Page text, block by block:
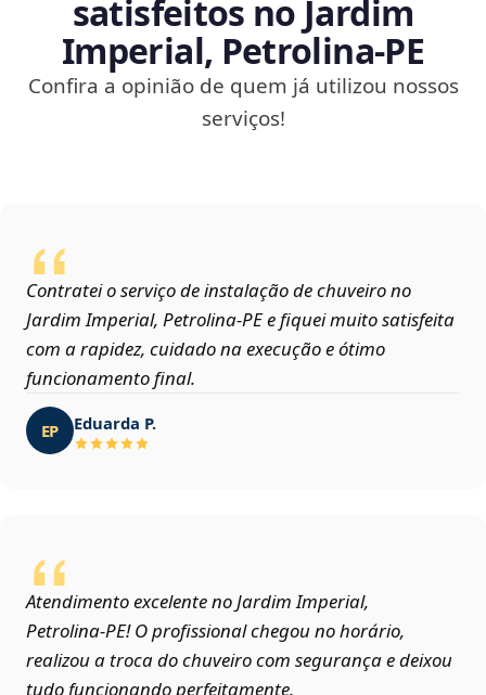
satisfeitos no Jardim
Imperial, Petrolina‑PE
Confira a opinião de quem já utilizou nossos
serviços!
Contratei o serviço de instalação de chuveiro no
Jardim Imperial, Petrolina‑PE e fiquei muito satisfeita
com a rapidez, cuidado na execução e ótimo
funcionamento final.
EP Eduarda P.
Atendimento excelente no Jardim Imperial,
Petrolina‑PE! O profissional chegou no horário,
realizou a troca do chuveiro com segurança e deixou
tudo funcionando perfeitamente.